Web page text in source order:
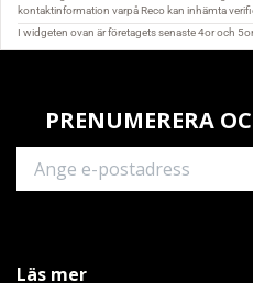
PRENUMERERA
Läs mer